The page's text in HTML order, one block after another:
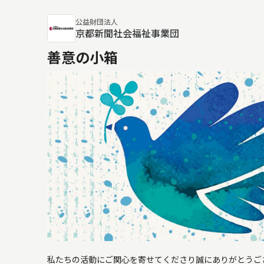
公益財団法人
京都新聞社会福祉事業団
善意の小箱
私たちの活動にご関心を寄せてくださり誠にありがとう